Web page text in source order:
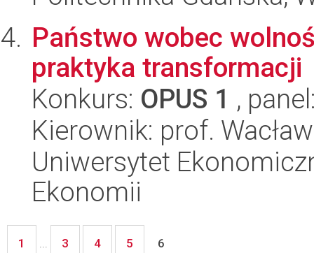
Państwo wobec
praktyka transformacji
Konkurs: OPUS 1 ,
Kierownik: prof.
Uniwersytet
Ekonomii
1 ... 3 4 5 6